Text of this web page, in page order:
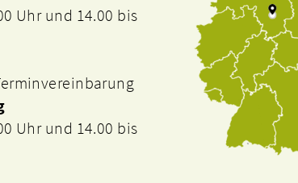
Uhr und 14.00 bis
Uhr und 14.00 bis